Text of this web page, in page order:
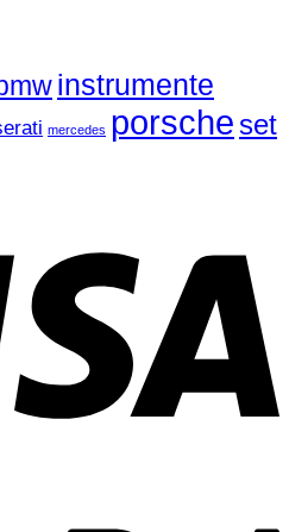
instrumente
mercedes porsche set